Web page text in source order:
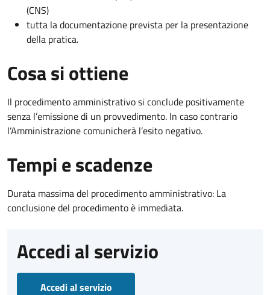
(CNS)
tutta la documentazione prevista per la presentazione
della pratica.
Cosa si ottiene
Il procedimento amministrativo si conclude positivamente
senza l’emissione di un provvedimento. In caso contrario
l’Amministrazione comunicherà l’esito negativo.
Tempi e scadenze
Durata massima del procedimento amministrativo: La
conclusione del procedimento è immediata.
Accedi al servizio
Accedi al servizio